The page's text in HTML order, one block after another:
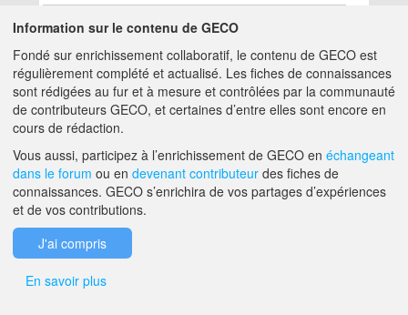
Aucun résultat
A PROPOS DE GECO AIDE
F.A.Q. NOUS CONTACTER
Information sur le contenu de GECO
Fondé sur enrichissement collaboratif, le contenu de GECO est
régulièrement complété et actualisé. Les fiches de connaissances
sont rédigées au fur et à mesure et contrôlées par la communauté
de contributeurs GECO, et certaines d’entre elles sont encore en
cours de rédaction.
Vous aussi, participez à l’enrichissement de GECO en échangeant
dans le forum ou en devenant contributeur des fiches de
connaissances. GECO s’enrichira de vos partages d’expériences
et de vos contributions.
J'ai compris
En savoir plus